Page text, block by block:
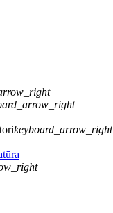
keyboard_arrow_right